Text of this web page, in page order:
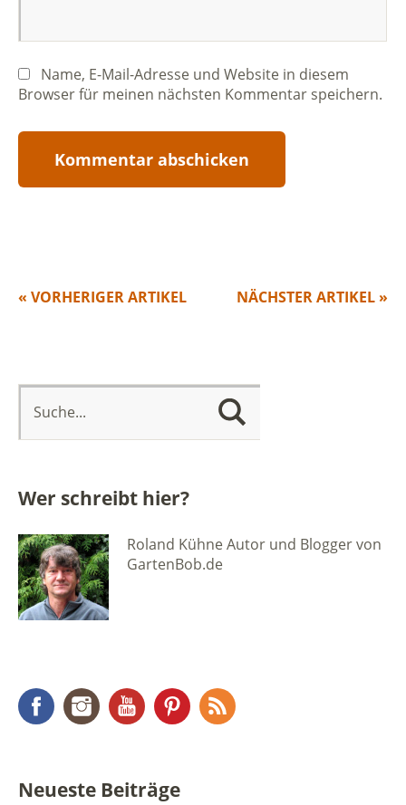
Name, E-Mail-Adresse und Website in diesem
Browser für meinen nächsten Kommentar speichern.
NÄCHSTER ARTIKEL »
« VORHERIGER ARTIKEL
Wer schreibt hier?
Roland Kühne Autor und Blogger von
GartenBob.de
FacebookInstagramYouTubePinterest
Neueste Beiträge